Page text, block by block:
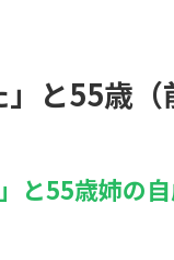
と55歳（
と55歳姉の